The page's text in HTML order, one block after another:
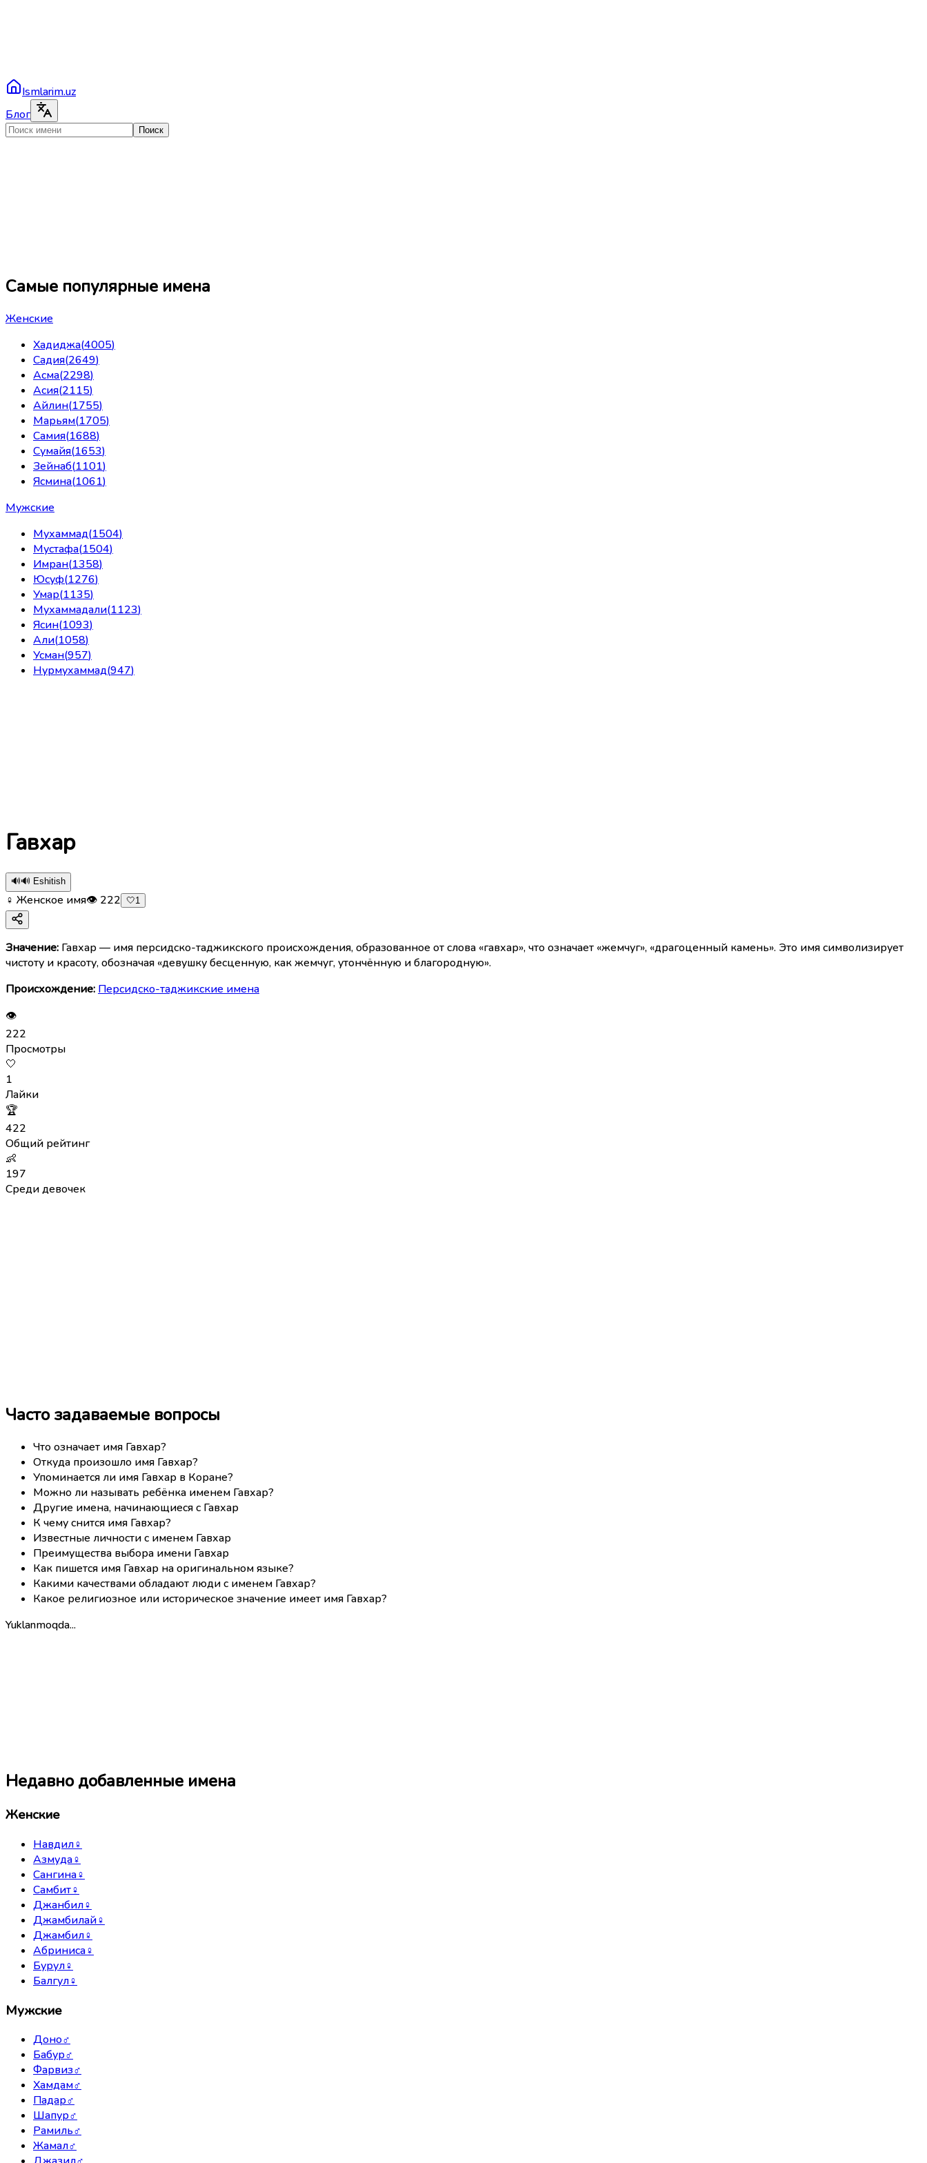
Ismlarim.uz
Блог
Поиск
Самые популярные имена
Женские
Хадиджа(4005)
Садия(2649)
Асма(2298)
Асия(2115)
Айлин(1755)
Марьям(1705)
Самия(1688)
Сумайя(1653)
Зейнаб(1101)
Ясмина(1061)
Мужские
Мухаммад(1504)
Мустафа(1504)
Имран(1358)
Юсуф(1276)
Умар(1135)
Мухаммадали(1123)
Ясин(1093)
Али(1058)
Усман(957)
Нурмухаммад(947)
Гавхар
🔊🔊 Eshitish
♀ Женское имя👁 222 🤍1
Значение: Гавхар — имя персидско-таджикского происхождения, образованное от слова «гавхар», что означает «жемчуг», «драгоценный камень». Это имя символизирует
чистоту и красоту, обозначая «девушку бесценную, как жемчуг, утончённую и благородную».
Происхождение: Персидско-таджикские имена
👁
222
Просмотры
🤍
1
Лайки
🏆
422
Общий рейтинг
👶
197
Среди девочек
Часто задаваемые вопросы
Что означает имя Гавхар?
Откуда произошло имя Гавхар?
Упоминается ли имя Гавхар в Коране?
Можно ли называть ребёнка именем Гавхар?
Другие имена, начинающиеся с Гавхар
К чему снится имя Гавхар?
Известные личности с именем Гавхар
Преимущества выбора имени Гавхар
Как пишется имя Гавхар на оригинальном языке?
Какими качествами обладают люди с именем Гавхар?
Какое религиозное или историческое значение имеет имя Гавхар?
Yuklanmoqda...
Недавно добавленные имена
Женские
Навдил♀
Азмуда♀
Сангина♀
Самбит♀
Джанбил♀
Джамбилай♀
Джамбил♀
Абриниса♀
Бурул♀
Балгул♀
Мужские
Доно♂
Бабур♂
Фарвиз♂
Хамдам♂
Падар♂
Шапур♂
Рамиль♂
Жамал♂